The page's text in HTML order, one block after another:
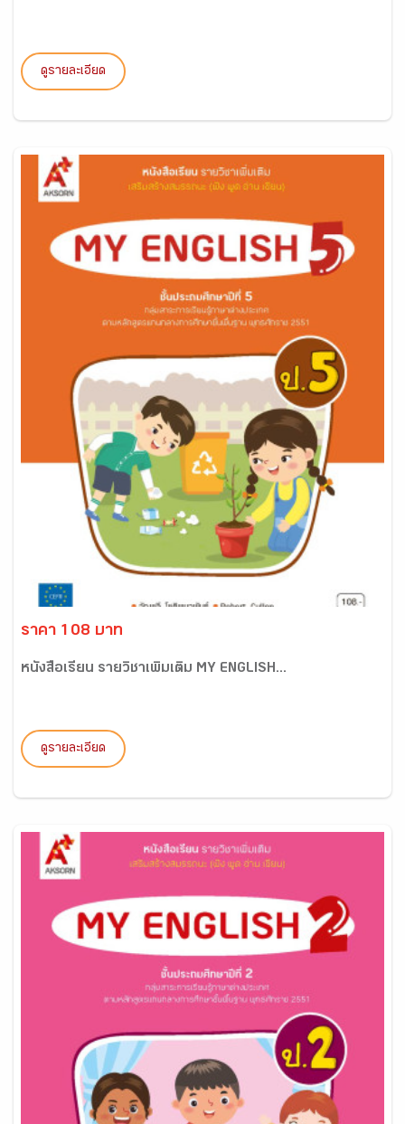
ดูรายละเอียด
ราคา 108 บาท
หนังสือเรียน รายวิชาเพิ่มเติม MY ENGLISH...
ดูรายละเอียด